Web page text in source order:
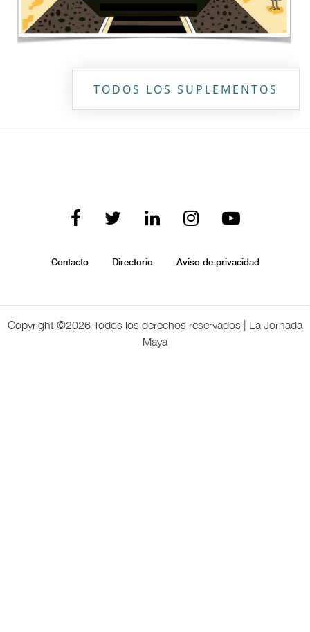
TODOS LOS SUPLEMENTOS
Contacto Directorio Aviso de privacidad
Copyright ©2026 Todos los derechos reservados | La Jornada
Maya